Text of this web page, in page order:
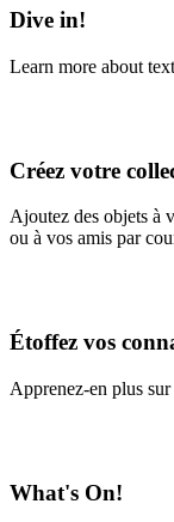
Dive in!
Learn more about
Créez votre
Ajoutez des objets à
ou à vos amis par
Étoffez vos
Apprenez-en plus
What's On!